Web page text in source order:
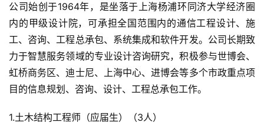
公司始创于1964年，是坐落于上海杨浦环同济大学经济圈
内的甲级设计院，可承担全国范围内的通信工程设计、施
工、咨询、工程总承包、系统集成和软件开发。公司长期致
力于智慧服务领域的专业设计咨询研究，积极参与世博会、
虹桥商务区、迪士尼、上海中心、进博会等多个市政重点项
目的信息规划、咨询、设计、工程总承包工作。
1.土木结构工程师（应届生）（3人）